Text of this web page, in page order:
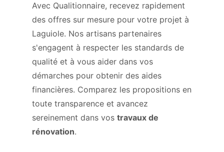
Avec Qualitionnaire, recevez rapidement
des offres sur mesure pour votre projet à
Laguiole. Nos artisans partenaires
s'engagent à respecter les standards de
qualité et à vous aider dans vos
démarches pour obtenir des aides
financières. Comparez les propositions en
toute transparence et avancez
sereinement dans vos travaux de
rénovation.